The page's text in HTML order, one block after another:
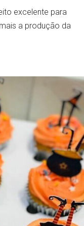
excelente para
a produção da